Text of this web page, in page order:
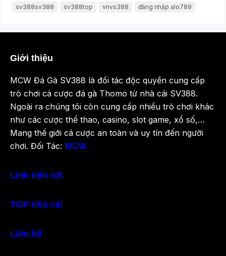
sv388sv388
sv388top vnvs388 đăng nhập alo789
Giới thiệu
MCW Đá Gà SV388 là đối tác độc quyền cung cấp
trò chơi cá cược đá gà Thomo từ nhà cái SV388.
Ngoài ra chúng tôi còn cung cấp nhiều trò chơi khác
như các cược thể thao, casino, slot game, xổ số,…
Mang thế giới cá cược an toàn và uy tín đến người
chơi. Đối Tác: MCW
Link tiện ích
TOP nhà cái
Liên hệ